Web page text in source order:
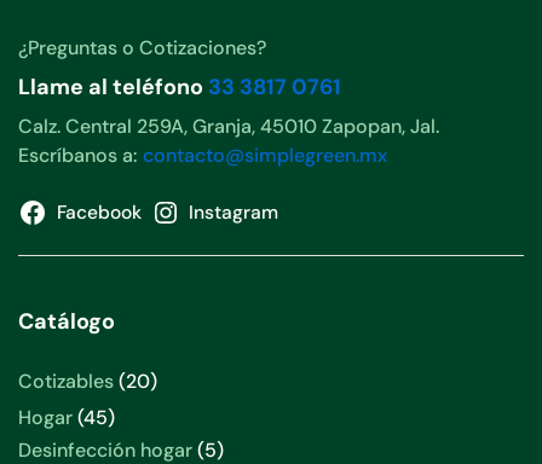
¿Preguntas o Cotizaciones?
Llame al teléfono 33 3817 0761
Calz. Central 259A, Granja, 45010 Zapopan, Jal.
Escríbanos a: contacto@simplegreen.mx
Facebook Instagram
Catálogo
Cotizables 2020
Hogar 4545
productos
Desinfección hogar 55